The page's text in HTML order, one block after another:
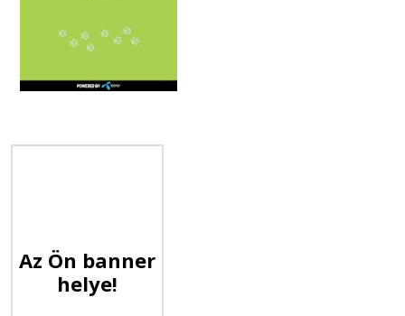
Az Ön banner
helye!